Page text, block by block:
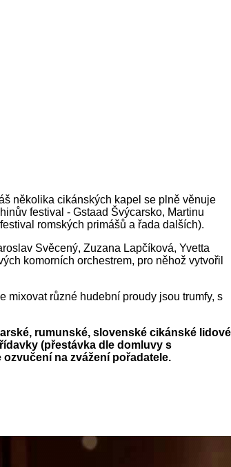
několika cikánských kapel se plně věnuje
festival - Gstaad Švýcarsko, Martinu
romských primášů a řada dalších).
Svěcený, Zuzana Lapčíková, Yvetta
komorních orchestrem, pro něhož vytvořil
mixovat různé hudební proudy jsou trumfy, s
rumunské, slovenské cikánské lidové
(přestávka dle domluvy s
na zvážení pořadatele.